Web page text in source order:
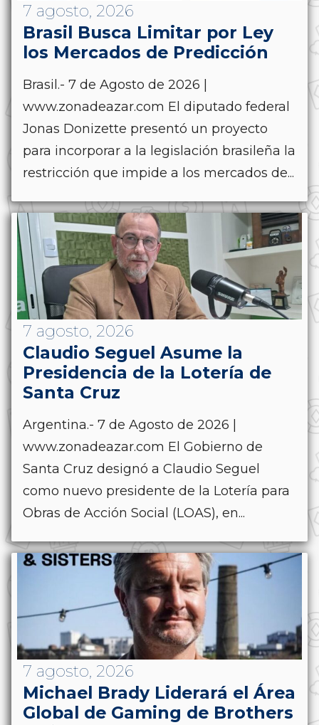
7 agosto, 2026
Brasil Busca Limitar por Ley
los Mercados de Predicción
Brasil.- 7 de Agosto de 2026 |
www.zonadeazar.com El diputado federal
Jonas Donizette presentó un proyecto
para incorporar a la legislación brasileña la
restricción que impide a los mercados de...
7 agosto, 2026
Claudio Seguel Asume la
Presidencia de la Lotería de
Santa Cruz
Argentina.- 7 de Agosto de 2026 |
www.zonadeazar.com El Gobierno de
Santa Cruz designó a Claudio Seguel
como nuevo presidente de la Lotería para
Obras de Acción Social (LOAS), en...
7 agosto, 2026
Michael Brady Liderará el Área
Global de Gaming de Brothers